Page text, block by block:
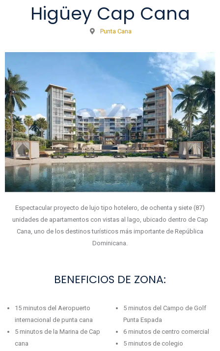
Higüey Cap Cana
Punta Cana
Espectacular proyecto de lujo tipo hotelero, de ochenta y siete (87)
unidades de apartamentos con vistas al lago, ubicado dentro de Cap
Cana, uno de los destinos turísticos más importante de República
Dominicana.
BENEFICIOS DE ZONA:
15 minutos del Aeropuerto
internacional de punta cana
5 minutos de la Marina de Cap
cana
5 minutos del Campo de Golf
Punta Espada
6 minutos de centro comercial
5 minutos de colegio